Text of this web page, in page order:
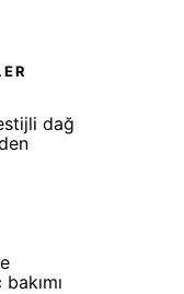
dağ